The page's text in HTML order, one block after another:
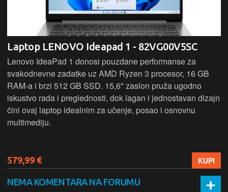
Laptop LENOVO Ideapad 1 - 82VG00V5SC
Lenovo IdeaPad 1 donosi pouzdane performanse za
svakodnevne zadatke uz AMD Ryzen 3 procesor, 16 GB
RAM-a i brzi 512 GB SSD. 15,6" zaslon pruža ugodno
iskustvo rada i preglednosti, dok lagan i jednostavan dizajn
čini ovaj laptop idealnim za učenje, posao i osnovnu
multimediju.
579,99 € KUPI
NEMA KOMENTARA NA FORUMU